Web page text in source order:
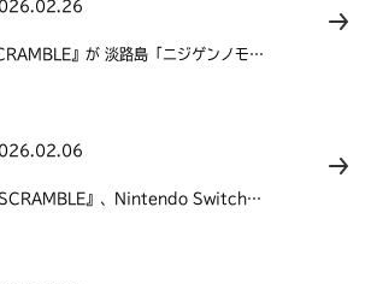
』が 淡路島「ニジゲンノモ
SCRAMBLE』、Nintendo Switch™